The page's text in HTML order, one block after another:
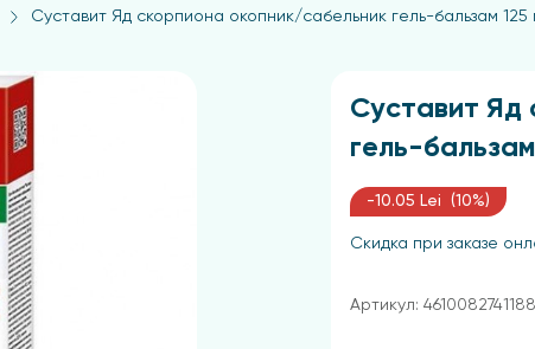
Суставит Яд скорпиона окопник/сабельник гель-бальзам 125
Суставит Яд
гель-
-10.05 Lei (10%)
Скидка при заказе
Артикул: 4610082741188